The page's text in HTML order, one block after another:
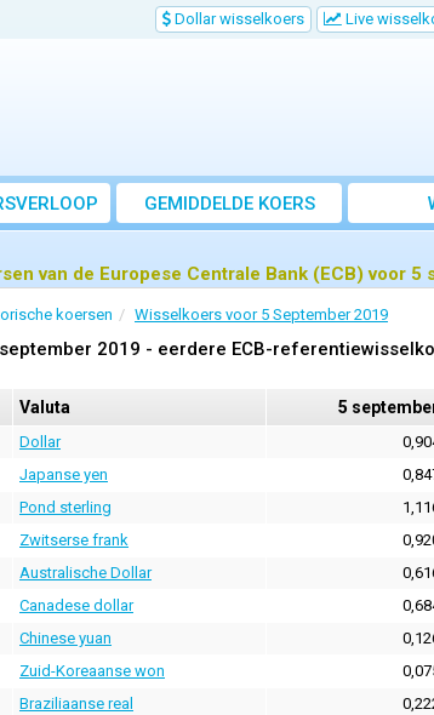
Dollar wisselkoers Live
GEMIDDELDE KOERS
van de Europese Centrale Bank (ECB) voor 5
koersen Wisselkoers voor 5 September 2019
2019 - eerdere ECB-
Valuta 5
Dollar
Japanse yen
Pond sterling
Zwitserse frank
Australische Dollar
Canadese dollar
Chinese yuan
Zuid-Koreaanse won
Braziliaanse real